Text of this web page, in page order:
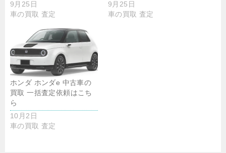
9月25日
車の買取 査定
9月25日
車の買取 査定
ホンダ ホンダe 中古車の
買取 一括査定依頼はこち
ら
10月2日
車の買取 査定